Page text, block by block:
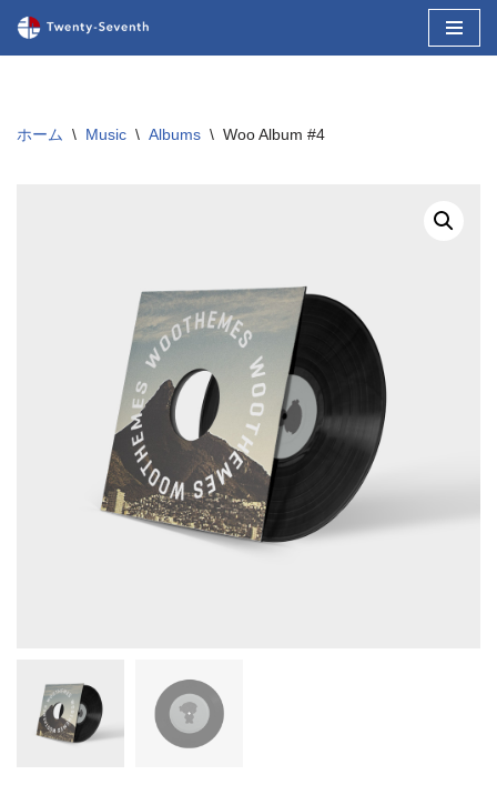
コ
ン
ホーム \ Music \ Albums \ Woo Album #4